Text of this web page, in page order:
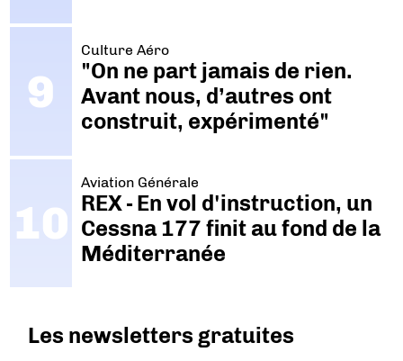
Culture Aéro
"On ne part jamais de rien.
Avant nous, d’autres ont
construit, expérimenté"
Aviation Générale
REX - En vol d'instruction, un
Cessna 177 finit au fond de la
Méditerranée
Les newsletters gratuites